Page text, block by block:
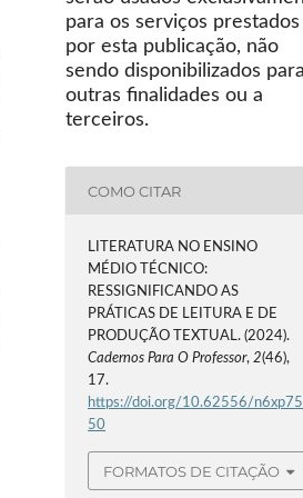
para os serviços prestados
por esta publicação, não
sendo disponibilizados
outras finalidades ou a
terceiros.
COMO CITAR
LITERATURA NO ENSINO
MÉDIO TÉCNICO:
RESSIGNIFICANDO AS
PRÁTICAS DE LEITURA E DE
PRODUÇÃO TEXTUAL. (2024).
Cadernos Para O Professor,2(46),
17.
https://doi.org/10.62556/n6xp75
50
FORMATOS DE CITAÇÃO